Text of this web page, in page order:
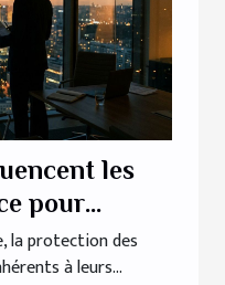
les
pour
la protection des
à leurs...